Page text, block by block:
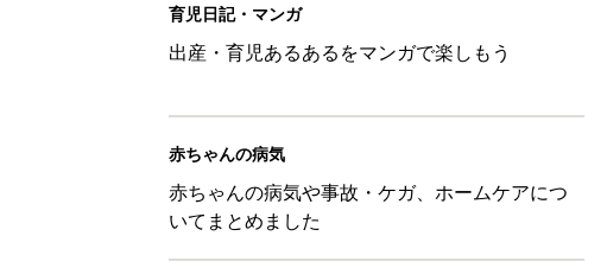
育児日記・マンガ
出産・育児あるあるをマンガで楽しもう
赤ちゃんの病気
赤ちゃんの病気や事故・ケガ、ホームケアにつ
いてまとめました